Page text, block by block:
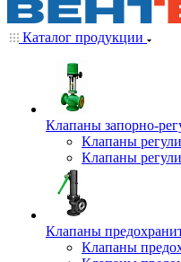
Каталог продукции
Клапаны запорно-
Клапаны
Клапаны
Клапаны
Клапаны